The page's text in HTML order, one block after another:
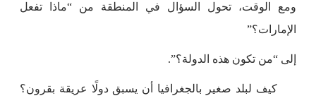
ومع الوقت، تحول السؤال في المنطقة من “ماذا تفعل
الإمارات؟”
إلى “من تكون هذه الدولة؟”.
كيف لبلد صغير بالجغرافيا أن يسبق دولًا عريقة بقرون؟